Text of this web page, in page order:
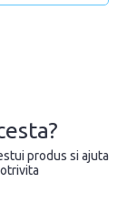
produs si ajuta